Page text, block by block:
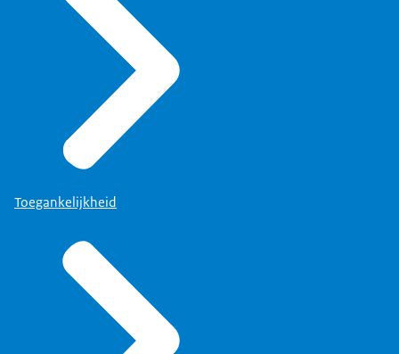
Toegankelijkheid